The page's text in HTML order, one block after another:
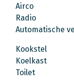
Airco
Radio
Automatische
Kookstel
Koelkast
Toilet